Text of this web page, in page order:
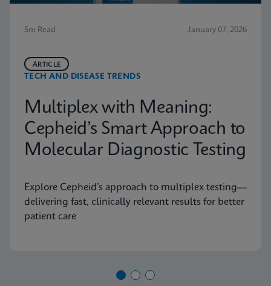
5m Read January 07, 2026
TECH AND DISEASE TRENDS
ARTICLE
Multiplex with Meaning:
Cepheid’s Smart Approach to
Molecular Diagnostic Testing
Explore Cepheid’s approach to multiplex testing—
delivering fast, clinically relevant results for better
patient care